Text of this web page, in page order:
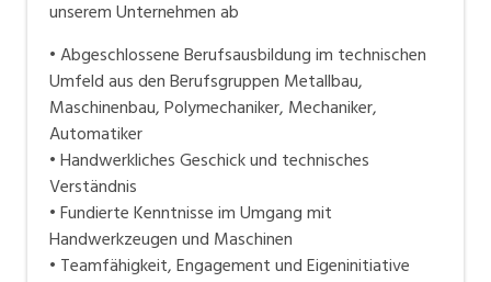
unserem Unternehmen ab
• Abgeschlossene Berufsausbildung im technischen
Umfeld aus den Berufsgruppen Metallbau,
Maschinenbau, Polymechaniker, Mechaniker,
Automatiker
• Handwerkliches Geschick und technisches
Verständnis
• Fundierte Kenntnisse im Umgang mit
Handwerkzeugen und Maschinen
• Teamfähigkeit, Engagement und Eigeninitiative